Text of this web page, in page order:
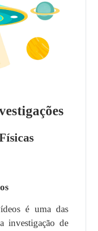
é uma das
investigação de